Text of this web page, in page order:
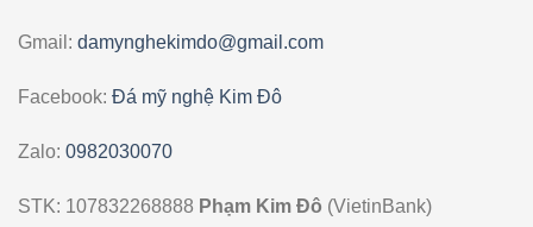
Gmail: damynghekimdo@gmail.com
Facebook: Đá mỹ nghệ Kim Đô
Zalo: 0982030070
STK: 107832268888 Phạm Kim Đô (VietinBank)